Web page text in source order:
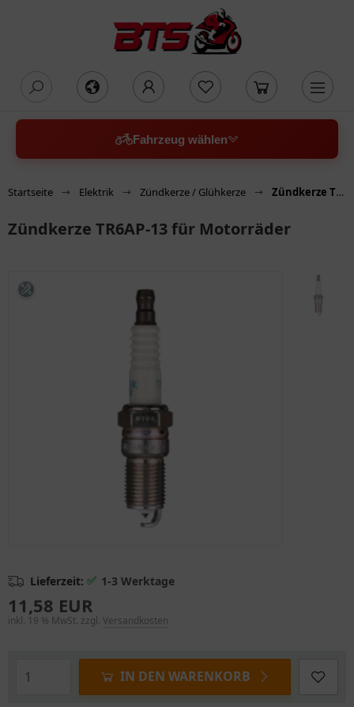
Fahrzeug wählen
Startseite Elektrik Zündkerze / Glühkerze Zündkerze TR6AP-13 für Motorräder
Zündkerze TR6AP-13 für Motorräder
Lieferzeit: ✅ 1-3 Werktage
11,58 EUR
inkl. 19 % MwSt. zzgl. Versandkosten
IN DEN WARENKORB